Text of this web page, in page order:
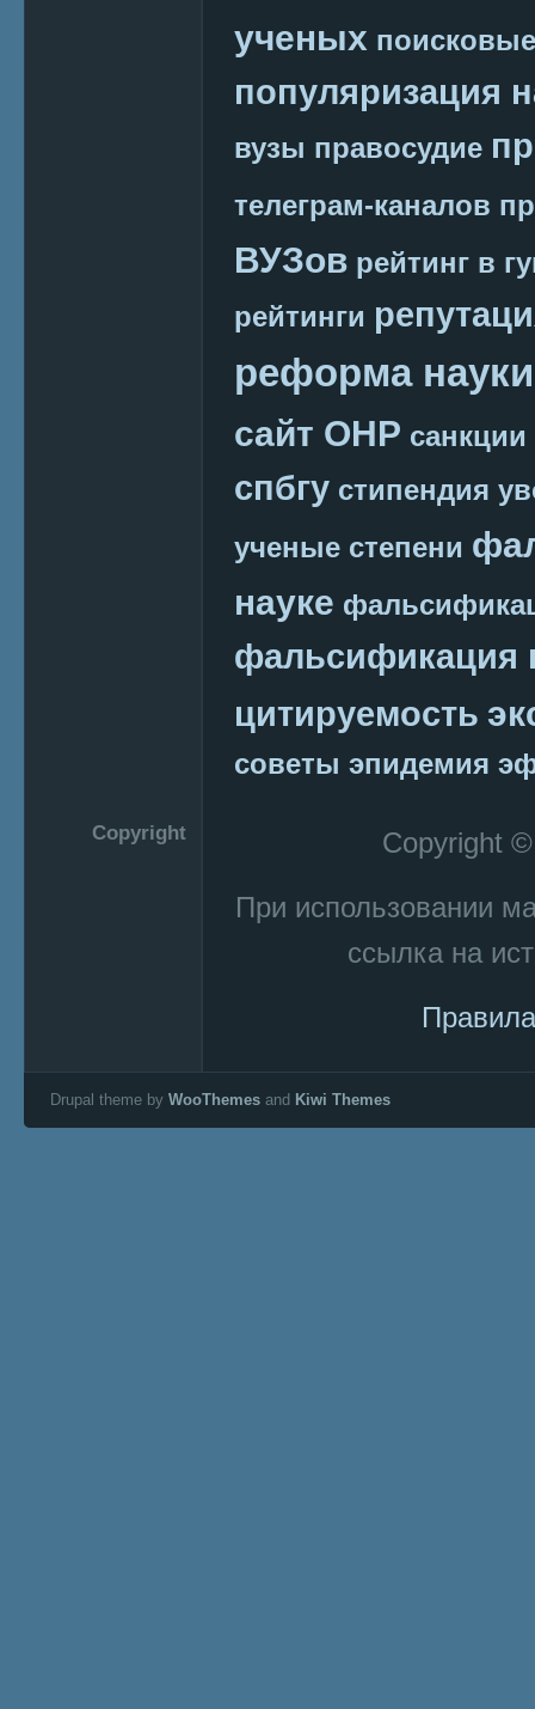
ученых
популяризация
вузы правосудие
телеграм-каналов
ВУЗов рейтинг в
рейтинги
реформа науки
сайт ОНР санкции
спбгу стипендия
ученые степени
науке
фальсификация
цитируемость
советы эпидемия
Copyright
Copyright
При использовании
ссылка на
Drupal theme by WooThemes and Kiwi Themes